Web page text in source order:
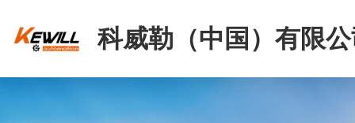
科威勒（中国）有限